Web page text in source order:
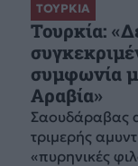
ΤΟΥΡΚΙΑ
Τουρκία:
συμφωνία
Αραβία»
Σαουδάραβας
τριμερής
«πυρηνικές